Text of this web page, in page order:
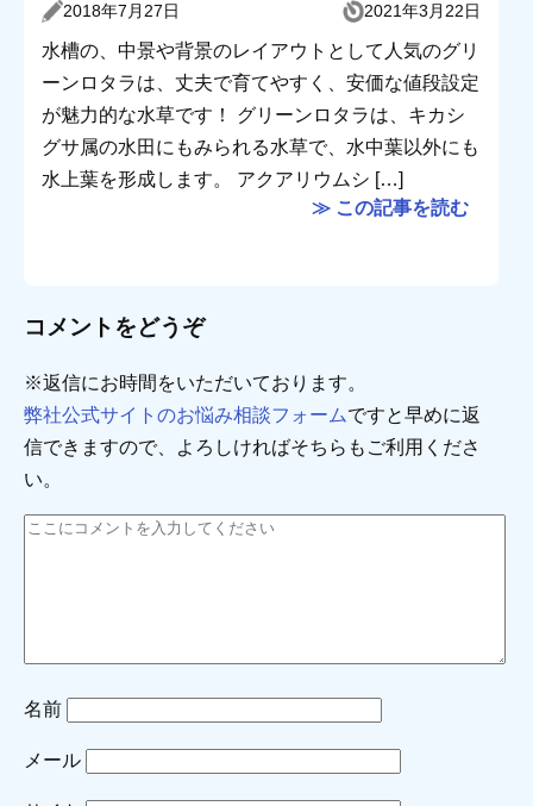
2018年7月27日 2021年3月22日
水槽の、中景や背景のレイアウトとして人気のグリ
ーンロタラは、丈夫で育てやすく、安価な値段設定
が魅力的な水草です！ グリーンロタラは、キカシ
グサ属の水田にもみられる水草で、水中葉以外にも
水上葉を形成します。 アクアリウムシ […]
≫ この記事を読む
コメントをどうぞ
※返信にお時間をいただいております。
弊社公式サイトのお悩み相談フォームですと早めに返
信できますので、よろしければそちらもご利用くださ
い。
名前
メール